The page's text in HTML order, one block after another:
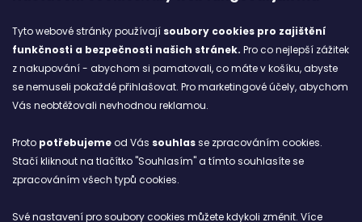
Tyto webové stránky používají soubory cookies pro zajištění
funkčnosti a bezpečnosti našich stránek. Pro co nejlepší zážitek
z nakupování - abychom si pamatovali, co máte v košíku, abyste
se nemuseli pokaždé přihlašovat. Pro marketingové účely, abychom
Vás neobtěžovali nevhodnou reklamou.
Proto potřebujemeod Vás souhlasse zpracováním cookies.
Stačí kliknout na tlačítko "Souhlasím" a tímto souhlasíte se
zpracováním všech typů cookies.
Své nastavení pro soubory cookies můžete kdykoli změnit. Více
Blog
Ze starých bot staronové
ARCHIV